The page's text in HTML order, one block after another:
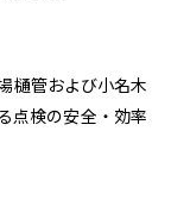
樋管および小名木
点検の安全・効率